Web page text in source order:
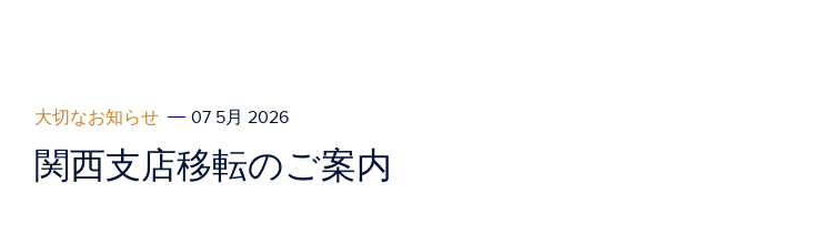
大切なお知らせ 07 5月 2026
関西支店移転のご案内